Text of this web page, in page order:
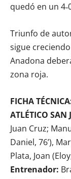
quedó en un
Triunfo de
sigue
Anadona
zona roja.
FICHA
ATLÉTICO SAN
Juan Cruz;
Daniel, 76’),
Plata, Joan
Entrenador: